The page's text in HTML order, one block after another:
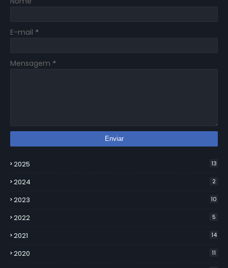
E-mail *
Mensagem *
2025 13
2024 2
2023 10
2022 5
2021 14
2020 11